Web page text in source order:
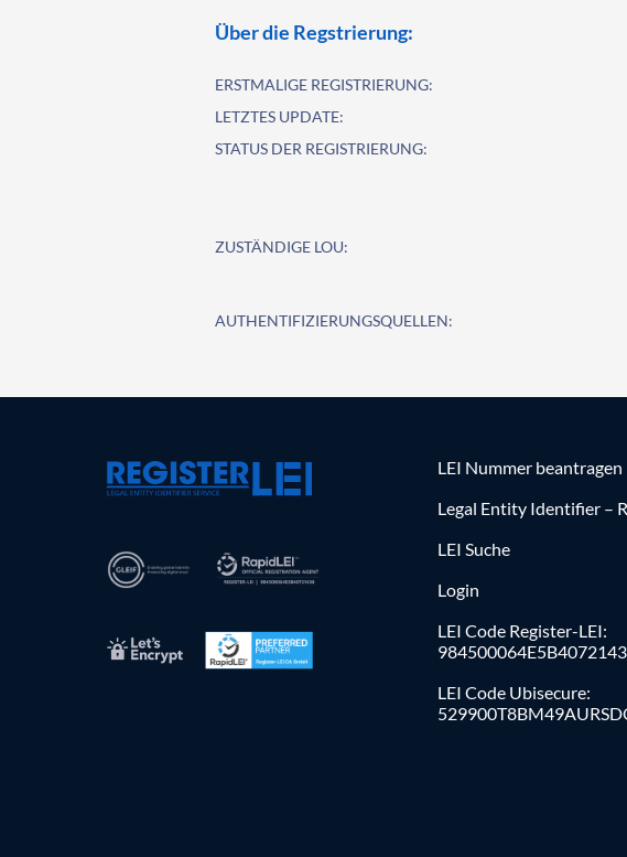
Über die Regstrierung:
ERSTMALIGE REGISTRIERUNG:
LETZTES UPDATE:
STATUS DER REGISTRIERUNG:
ZUSTÄNDIGE LOU:
AUTHENTIFIZIERUNGSQUELLEN:
LEI Nummer beantragen
Legal Entity Identifier –
LEI Suche
Login
LEI Code Register-LEI:
LEI Code Ubisecure: